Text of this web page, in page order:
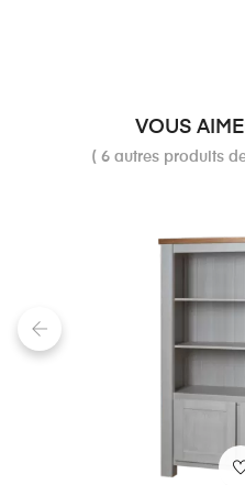
VOUS
( 6 autres produits